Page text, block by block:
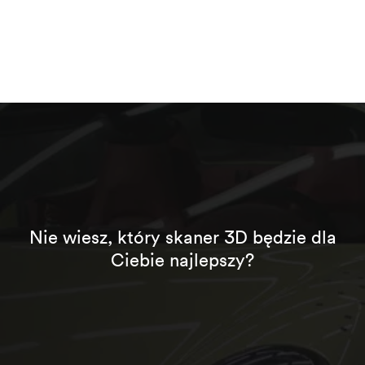
Nie wiesz, który skaner 3D będzie dla
Ciebie najlepszy?